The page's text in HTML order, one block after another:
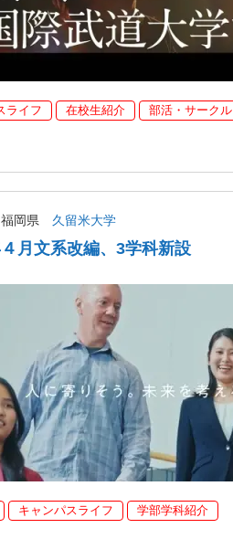
ライフ 在校生紹介 部活・サークル
岡県 久留米大学
月文系改編、3学科新設
キャンパスライフ 学部学科紹介